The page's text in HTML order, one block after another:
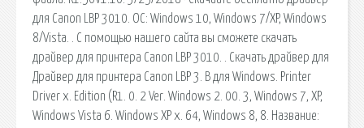
для Canon LBP 3010. ОС: Windows 10, Windows 7/XP, Windows
8/Vista. . С помощью нашего сайта вы сможете скачать
драйвер для принтера Canon LBP 3010. . Скачать драйвер для
Драйвер для принтера Canon LBP 3. B для Windows. Printer
Driver x. Edition (R1. 0. 2 Ver. Windows 2. 00. 3, Windows 7, XP,
Windows Vista 6. Windows XP x. 64, Windows 8, 8. Название: